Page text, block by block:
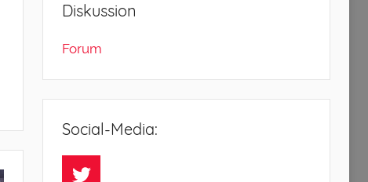
Diskussion
Forum
Social-Media:
Twitter